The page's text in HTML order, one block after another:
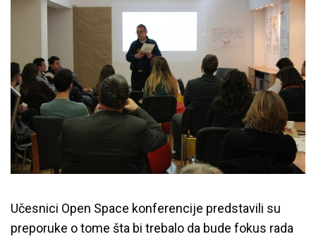
Učesnici Open Space konferencije predstavili su
preporuke o tome šta bi trebalo da bude fokus rada